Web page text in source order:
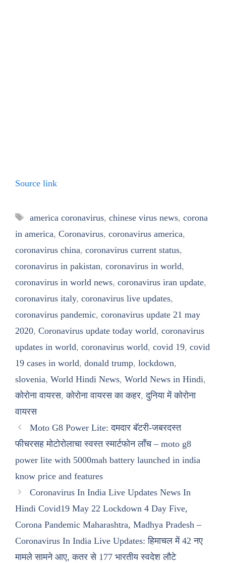
Source link
Tags
america coronavirus, chinese virus news, corona
in america, Coronavirus, coronavirus america,
coronavirus china, coronavirus current status,
coronavirus in pakistan, coronavirus in world,
coronavirus in world news, coronavirus iran update,
coronavirus italy, coronavirus live updates,
coronavirus pandemic, coronavirus update 21 may
2020, Coronavirus update today world, coronavirus
updates in world, coronavirus world, covid 19, covid
19 cases in world, donald trump, lockdown,
slovenia, World Hindi News, World News in Hindi,
कोरोना वायरस,कोरोना वायरस का कहर,दुनिया में कोरोना
वायरस
Moto G8 Power Lite: दमदार बॅटरी-जबरदस्त
फीचरसह मोटोरोलाचा स्वस्त स्मार्टफोन लाँच – moto g8
power lite with 5000mah battery launched in india
know price and features
Coronavirus In India Live Updates News In
Hindi Covid19 May 22 Lockdown 4 Day Five,
Corona Pandemic Maharashtra, Madhya Pradesh –
Coronavirus In India Live Updates: हिमाचल में 42 नए
मामले सामने आए, कतर से 177 भारतीय स्वदेश लौटे